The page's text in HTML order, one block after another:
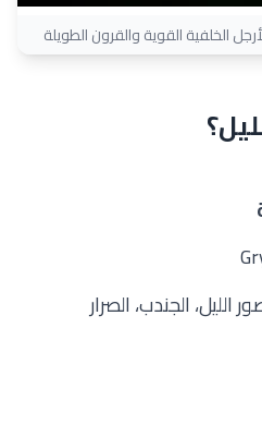
الليل، الجندب، الصرار